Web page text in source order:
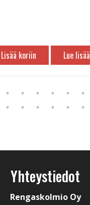
Lisää koriin Lue lisää
Yhteystiedot
Rengaskolmio Oy